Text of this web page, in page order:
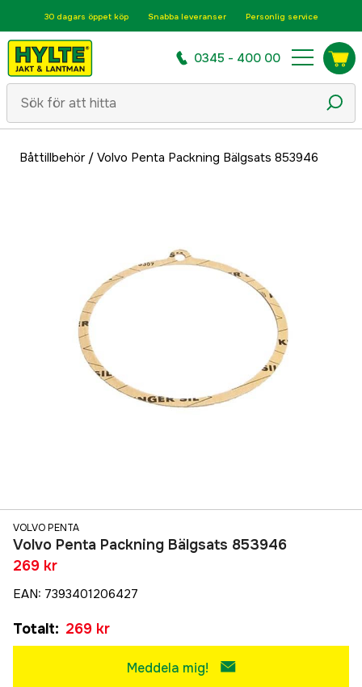
30 dagars öppet köp Snabba leveranser Personlig service
0345 - 400 00
Båttillbehör/ Volvo Penta Packning Bälgsats 853946
VOLVO PENTA
Volvo Penta Packning Bälgsats 853946
269 kr
EAN: 7393401206427
Totalt: 269 kr
Meddela mig!